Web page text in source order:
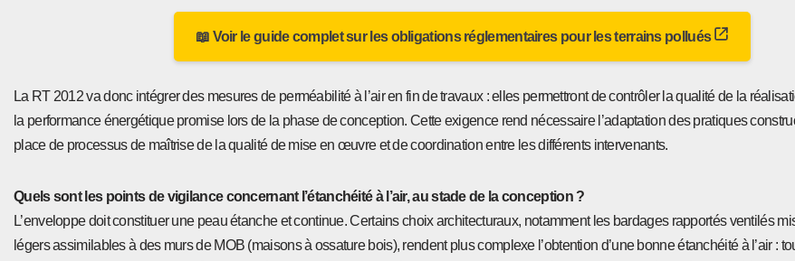
📖 Voir le guide complet sur les obligations réglementaires pour les terrains pollués
La RT 2012 va donc intégrer des mesures de perméabilité à l’air en fin de travaux : elles permettront de contrôler la qualité de la
la performance énergétique promise lors de la phase de conception. Cette exigence rend nécessaire l’adaptation des pratiques
place de processus de maîtrise de la qualité de mise en œuvre et de coordination entre les différents intervenants.
Quels sont les points de vigilance concernant l’étanchéité à l’air, au stade de la conception ?
L’enveloppe doit constituer une peau étanche et continue. Certains choix architecturaux, notamment les bardages rapportés ventilés
légers assimilables à des murs de MOB (maisons à ossature bois), rendent plus complexe l’obtention d’une bonne étanchéité à l’air :